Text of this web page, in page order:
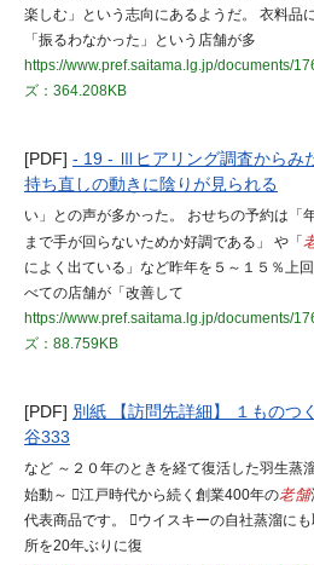
楽しむ」という志向にあるようだ。 衣料品
「振るわなかった」という店舗が多
https://www.pref.saitama.lg.jp/documents/
ズ：364.208KB
[PDF] - 19 - Ⅲヒアリング調査からみ
持ち直しの動きに陰りが見られる
い」との声が多かった。 おせちの予約は「
まで手が回らないためか好調である」 や「
によく出ている」など昨年を５～１５％上
べての店舗が「改善して
https://www.pref.saitama.lg.jp/documents/
ズ：88.759KB
[PDF] 別紙 【訪問先詳細】 １ものつ
谷333
など ～２０年のときを経て復活した羽生蒸
始動～ 江戸時代から続く創業400年の老舗
代表商品です。 ウイスキーの自社蒸溜に
所を20年ぶりに復